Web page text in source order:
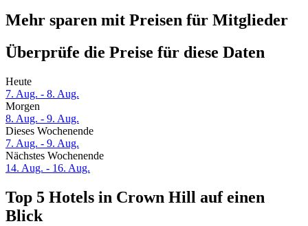
Mehr sparen mit Preisen für Mitglieder
Überprüfe die Preise für diese Daten
Heute
7. Aug. - 8. Aug.
Morgen
8. Aug. - 9. Aug.
Dieses Wochenende
7. Aug. - 9. Aug.
Nächstes Wochenende
14. Aug. - 16. Aug.
Top 5 Hotels in Crown Hill auf einen
Blick